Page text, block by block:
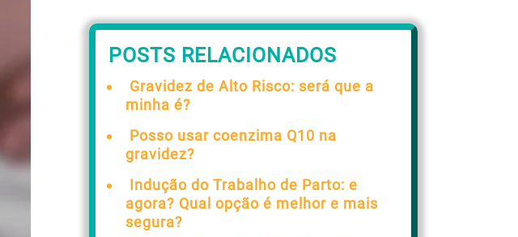
POSTS RELACIONADOS
Gravidez de Alto Risco: será que a
minha é?
Posso usar coenzima Q10 na
gravidez?
Indução do Trabalho de Parto: e
agora? Qual opção é melhor e mais
segura?